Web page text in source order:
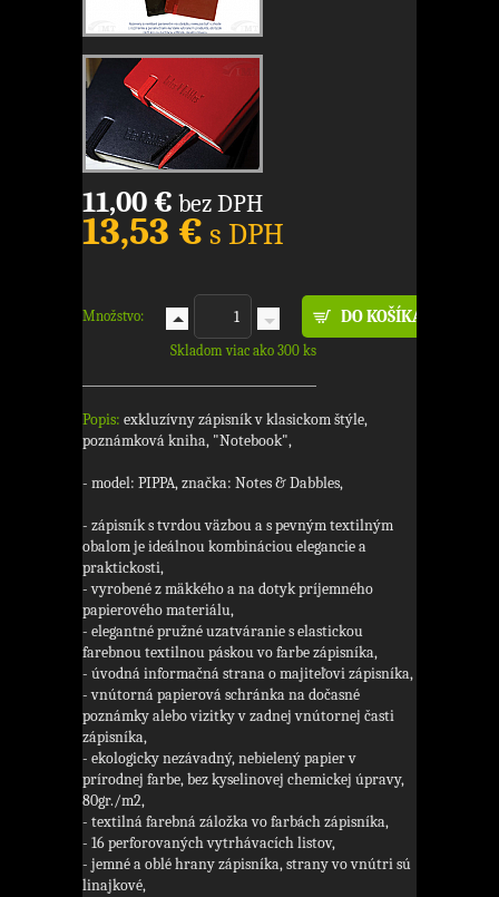
11,00 € bez DPH
13,53 € s DPH
Množstvo:
Skladom viac ako 300 ks
Popis: exkluzívny zápisník v klasickom štýle,
poznámková kniha, "Notebook",
- model: PIPPA, značka: Notes & Dabbles,
- zápisník s tvrdou väzbou a s pevným textilným
obalom je ideálnou kombináciou elegancie a
praktickosti,
- vyrobené z mäkkého a na dotyk príjemného
papierového materiálu,
- elegantné pružné uzatváranie s elastickou
farebnou textilnou páskou vo farbe zápisníka,
- úvodná informačná strana o majiteľovi zápisníka,
- vnútorná papierová schránka na dočasné
poznámky alebo vizitky v zadnej vnútornej časti
zápisníka,
- ekologicky nezávadný, nebielený papier v
prírodnej farbe, bez kyselinovej chemickej úpravy,
80gr./m2,
- textilná farebná záložka vo farbách zápisníka,
- 16 perforovaných vytrhávacích listov,
- jemné a oblé hrany zápisníka, strany vo vnútri sú
linajkové,